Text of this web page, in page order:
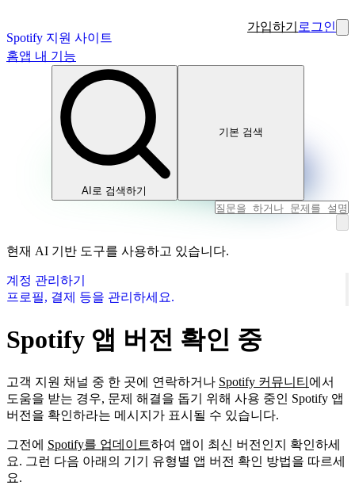
Spotify 지원 사이트
가입하기 로그인
홈앱 내 기능
AI로 검색하기
기본 검색
현재 AI 기반 도구를 사용하고 있습니다.
계정 관리하기
프로필, 결제 등을 관리하세요.
Spotify 앱 버전 확인 중
고객 지원 채널 중 한 곳에 연락하거나 Spotify 커뮤니티 에서
도움을 받는 경우, 문제 해결을 돕기 위해 사용 중인 Spotify 앱
버전을 확인하라는 메시지가 표시될 수 있습니다.
그전에 Spotify를 업데이트하여 앱이 최신 버전인지 확인하세
요. 그런 다음 아래의 기기 유형별 앱 버전 확인 방법을 따르세
요.